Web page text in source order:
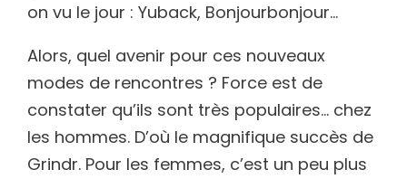
on vu le jour : Yuback, Bonjourbonjour…
Alors, quel avenir pour ces nouveaux
modes de rencontres ? Force est de
constater qu’ils sont très populaires… chez
les hommes. D’où le magnifique succès de
Grindr. Pour les femmes, c’est un peu plus